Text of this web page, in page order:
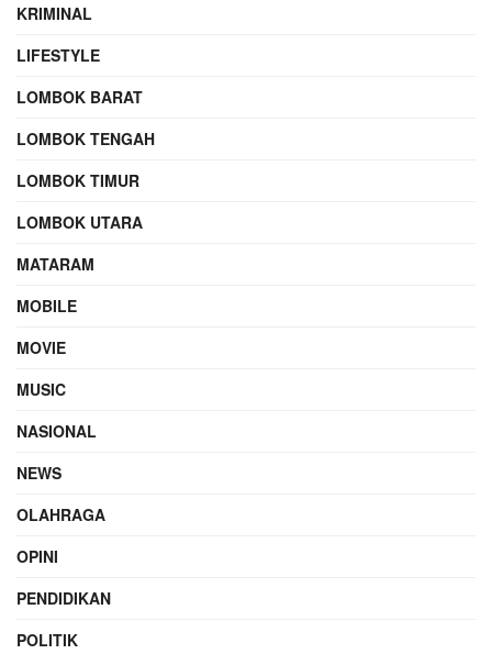
KRIMINAL
LIFESTYLE
LOMBOK BARAT
LOMBOK TENGAH
LOMBOK TIMUR
LOMBOK UTARA
MATARAM
MOBILE
MOVIE
MUSIC
NASIONAL
NEWS
OLAHRAGA
OPINI
PENDIDIKAN
POLITIK